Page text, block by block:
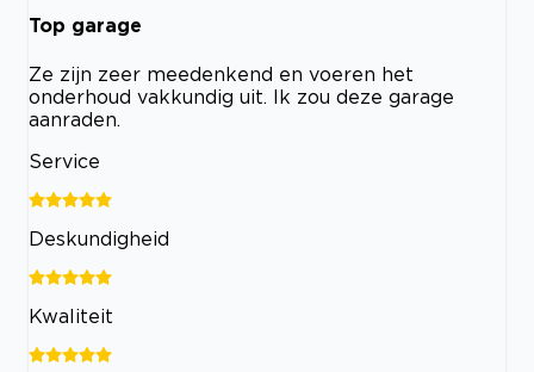
Top garage
Ze zijn zeer meedenkend en voeren het
onderhoud vakkundig uit. Ik zou deze garage
aanraden.
Service
Deskundigheid
Kwaliteit